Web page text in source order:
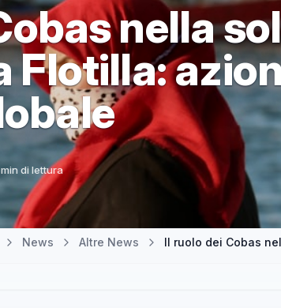
nella
Flotilla:
di lettura
News Altre News Il ruolo dei Cobas